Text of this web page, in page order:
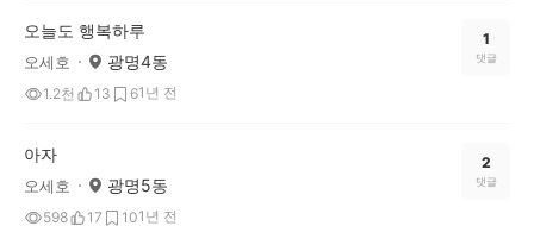
오늘도 행복하루
오세호 광명4동
1.2천 13 61년 전
1
댓글
아자
오세호 광명5동
598 17 101년 전
2
댓글